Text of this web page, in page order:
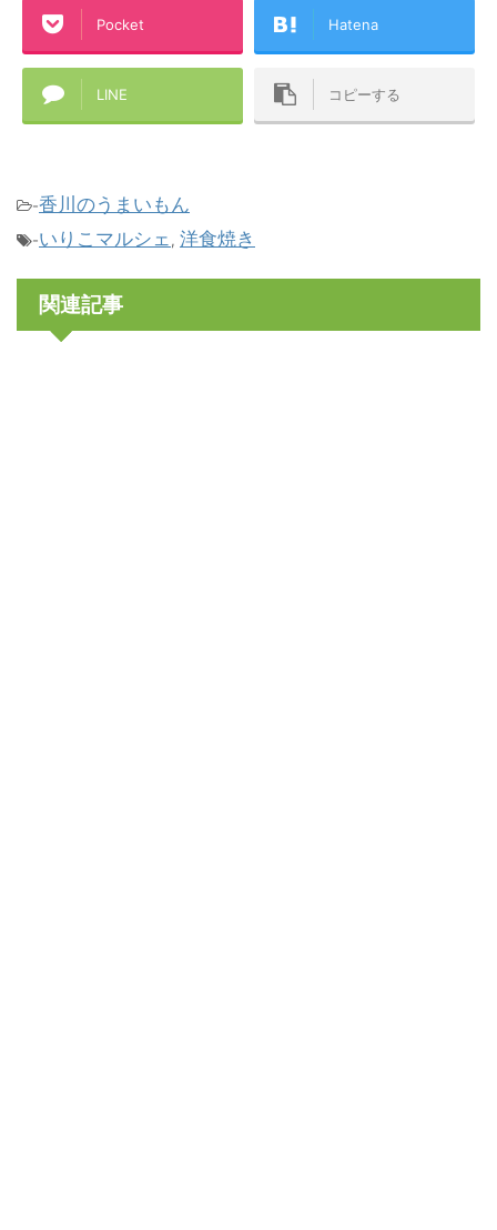
Pocket Hatena
LINE コピーする
-香川のうまいもん
-いりこマルシェ, 洋食焼き
関連記事